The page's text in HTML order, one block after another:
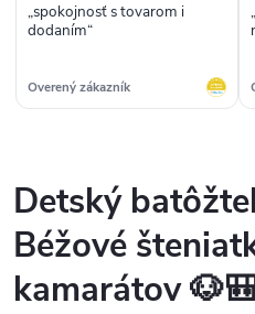
„spokojnosť s tovarom i
dodaním“
Overený zákazník
Detský
Béžové
kamarátov